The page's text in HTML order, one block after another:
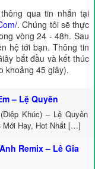
qua tin nhắn tại
. Chúng tôi sẽ thực
vòng 24 - 48h. Sau
hệ tới bạn. Thông tin
bắt đầu và kết thúc
khoảng 45 giây).
– Lệ Quyên
Khúc) – Lệ Quyên
Mới Hay, Hot Nhất […]
Remix – Lê Gia